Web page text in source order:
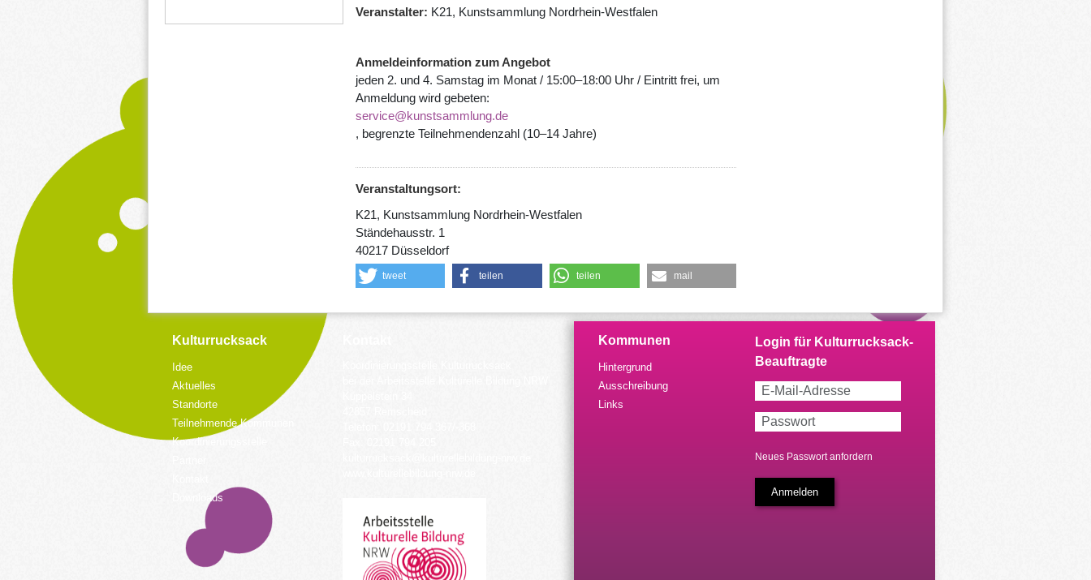
Veranstalter
K21, Kunstsammlung Nordrhein-Westfalen
Anmeldeinformation zum Angebot
jeden 2. und 4. Samstag im Monat / 15:00–18:00 Uhr / Eintritt frei, um
Anmeldung wird gebeten:
service@kunstsammlung.de
, begrenzte Teilnehmendenzahl (10–14 Jahre)
Veranstaltungsort:
K21, Kunstsammlung Nordrhein-Westfalen
Ständehausstr. 1
40217 Düsseldorf
tweet teilen teilen mail
Kulturrucksack
Idee
Aktuelles
Standorte
Teilnehmende Kommunen
Koordinierungsstelle
Downloads
Kommunen
Hintergrund
Ausschreibung
Links
Neues Passwort anfordern